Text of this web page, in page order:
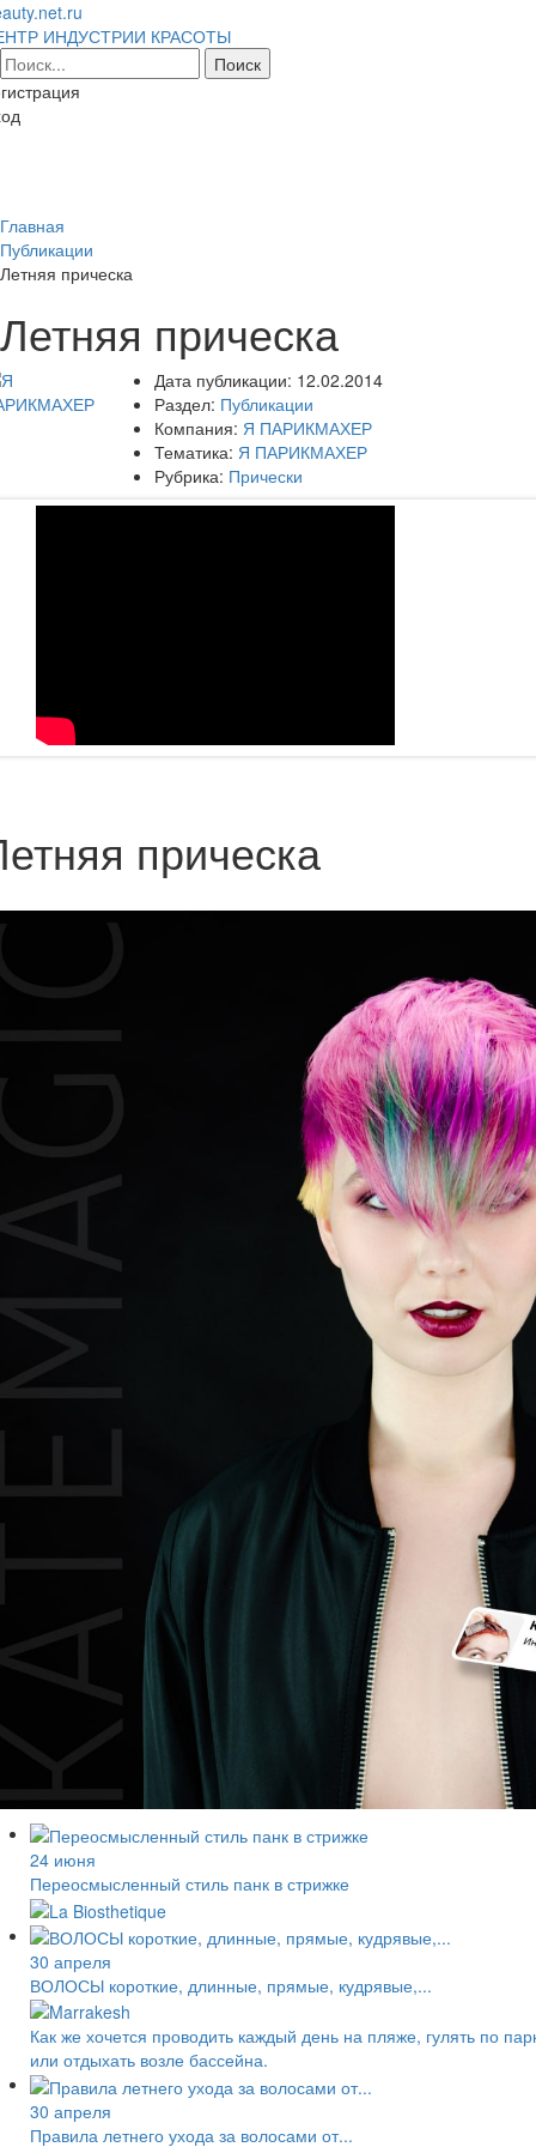
ИНДУСТРИИ КРАСОТЫ
Главная
Публикации
Летняя прическа
Летняя прическа
Дата публикации: 12.02.2014
Раздел: Публикации
Компания: Я ПАРИКМАХЕР
Тематика: Я ПАРИКМАХЕР
Рубрика: Прически
прическа
24 июня
Переосмысленный стиль панк в стрижке
30 апреля
ВОЛОСЫ короткие, длинные, прямые, кудрявые,...
Как же хочется проводить каждый день на пляже, гулять по
или отдыхать возле бассейна.
30 апреля
Правила летнего ухода за волосами от...